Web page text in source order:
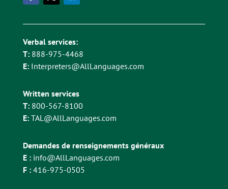
Verbal services:
T: 888-975-4468
E: Interpreters@AllLanguages.com
Written services
T: 800-567-8100
E: TAL@AllLanguages.com
Demandes de renseignements généraux
E : info@AllLanguages.com
F :416-975-0505